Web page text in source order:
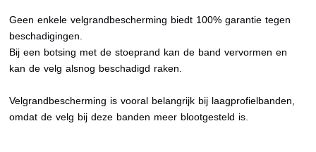
Geen enkele velgrandbescherming biedt 100% garantie tegen
beschadigingen.
Bij een botsing met de stoeprand kan de band vervormen en
kan de velg alsnog beschadigd raken.
Velgrandbescherming is vooral belangrijk bij laagprofielbanden,
omdat de velg bij deze banden meer blootgesteld is.